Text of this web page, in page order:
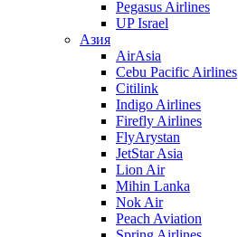
Pegasus Airlines
UP Israel
Азия
AirAsia
Cebu Pacific Airlines
Citilink
Indigo Airlines
Firefly Airlines
FlyArystan
JetStar Asia
Lion Air
Mihin Lanka
Nok Air
Peach Aviation